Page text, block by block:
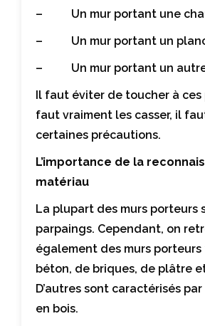
– Un mur portant une
– Un mur portant un
– Un mur portant un
Il faut éviter de toucher à ces
faut vraiment les casser, il
certaines précautions.
L’importance de la
matériau
La plupart des murs porteurs
parpaings. Cependant, on
également des murs
béton, de briques, de plâtre
D’autres sont caractérisés
en bois.